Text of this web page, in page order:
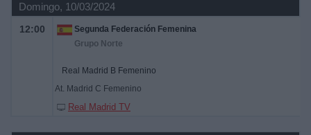
Domingo, 10/03/2024
12:00
Segunda Federación Femenina
Grupo Norte
Real Madrid B Femenino
At. Madrid C Femenino
Real Madrid TV